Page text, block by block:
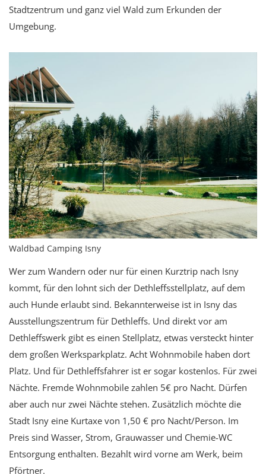
Stadtzentrum und ganz viel Wald zum Erkunden der
Umgebung.
Waldbad Camping Isny
Wer zum Wandern oder nur für einen Kurztrip nach Isny
kommt, für den lohnt sich der Dethleffsstellplatz, auf dem
auch Hunde erlaubt sind. Bekannterweise ist in Isny das
Ausstellungszentrum für Dethleffs. Und direkt vor am
Dethleffswerk gibt es einen Stellplatz, etwas versteckt hinter
dem großen Werksparkplatz. Acht Wohnmobile haben dort
Platz. Und für Dethleffsfahrer ist er sogar kostenlos. Für zwei
Nächte. Fremde Wohnmobile zahlen 5€ pro Nacht. Dürfen
aber auch nur zwei Nächte stehen. Zusätzlich möchte die
Stadt Isny eine Kurtaxe von 1,50 € pro Nacht/Person. Im
Preis sind Wasser, Strom, Grauwasser und Chemie-WC
Entsorgung enthalten. Bezahlt wird vorne am Werk, beim
Pförtner.